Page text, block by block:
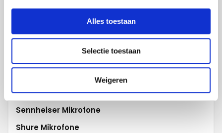
Alles toestaan
Selectie toestaan
Weigeren
Robert Juliat
Samsung Displays
Samsung Flip
Showtec Light
Sennheiser Mikrofone
Shure Mikrofone